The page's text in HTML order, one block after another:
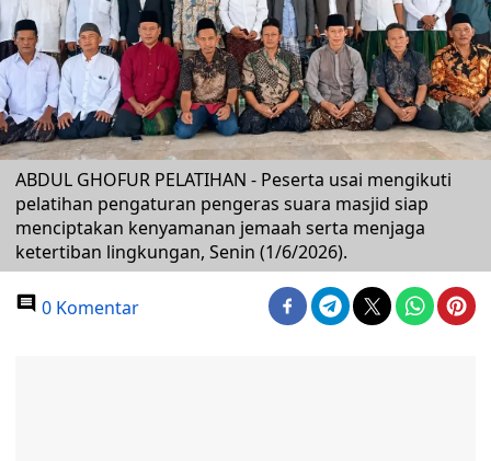
ABDUL GHOFUR PELATIHAN - Peserta usai mengikuti
pelatihan pengaturan pengeras suara masjid siap
menciptakan kenyamanan jemaah serta menjaga
ketertiban lingkungan, Senin (1/6/2026).
0 Komentar